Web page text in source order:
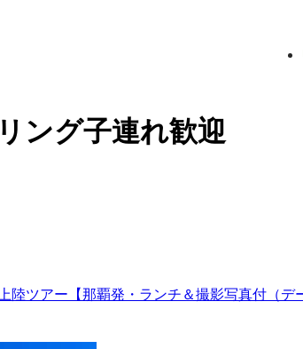
ング子連れ歓迎
ツアー【那覇発・ランチ＆撮影写真付（デ